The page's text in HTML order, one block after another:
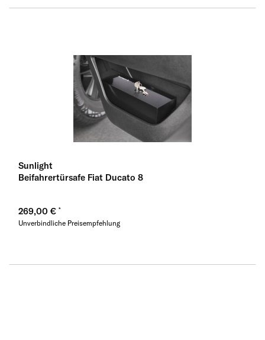
Sunlight
Beifahrertürsafe Fiat Ducato 8
269,00 €
Unverbindliche Preisempfehlung